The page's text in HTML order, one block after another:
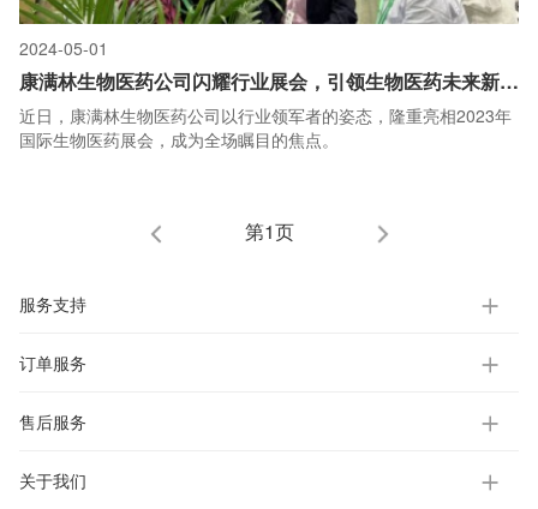
2024-05-01
康满林生物医药公司闪耀行业展会，引领生物医药未来新趋势
近日，康满林生物医药公司以行业领军者的姿态，隆重亮相2023年
国际生物医药展会，成为全场瞩目的焦点。
第1页
服务支持
订单服务
售后服务
关于我们